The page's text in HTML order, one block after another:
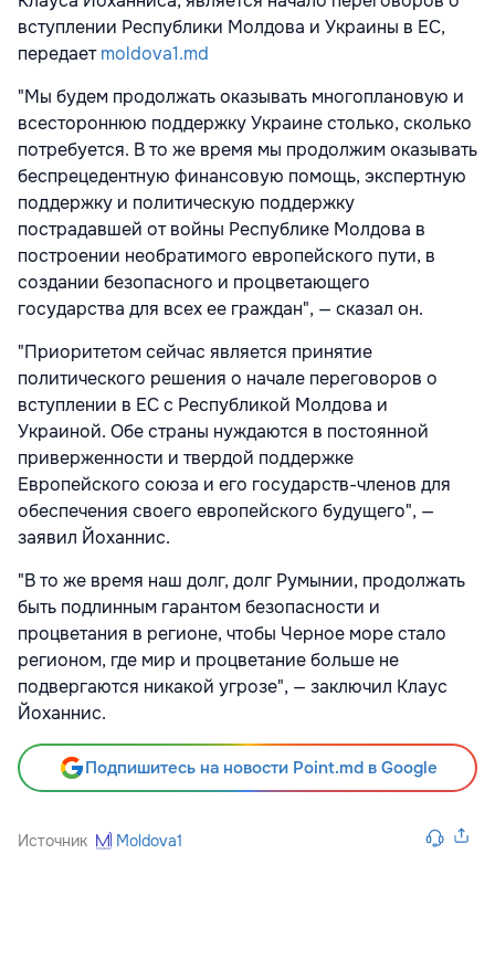
вступлении Республики Молдова и Украины в ЕС,
передаетmoldova1.md
"Мы будем продолжать оказывать многоплановую и
всестороннюю поддержку Украине столько, сколько
потребуется. В то же время мы продолжим оказывать
беспрецедентную финансовую помощь, экспертную
поддержку и политическую поддержку
пострадавшей от войны Республике Молдова в
построении необратимого европейского пути, в
создании безопасного и процветающего
государства для всех ее граждан", — сказал он.
"Приоритетом сейчас является принятие
политического решения о начале переговоров о
вступлении в ЕС с Республикой Молдова и
Украиной. Обе страны нуждаются в постоянной
приверженности и твердой поддержке
Европейского союза и его государств-членов для
обеспечения своего европейского будущего", —
заявил Йоханнис.
"В то же время наш долг, долг Румынии, продолжать
быть подлинным гарантом безопасности и
процветания в регионе, чтобы Черное море стало
регионом, где мир и процветание больше не
подвергаются никакой угрозе", — заключил Клаус
Йоханнис.
Подпишитесь на новости Point.md в Google
Источник Moldova1